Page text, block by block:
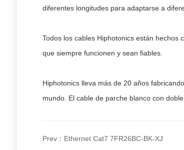
diferentes longitudes para adaptarse a
Todos los cables Hiphotonics están hechos
que siempre funcionen y sean fiables.
Hiphotonics lleva más de 20 años
mundo. El cable de parche blanco con
Prev：Ethernet Cat7 7FR26BC-BK-XJ